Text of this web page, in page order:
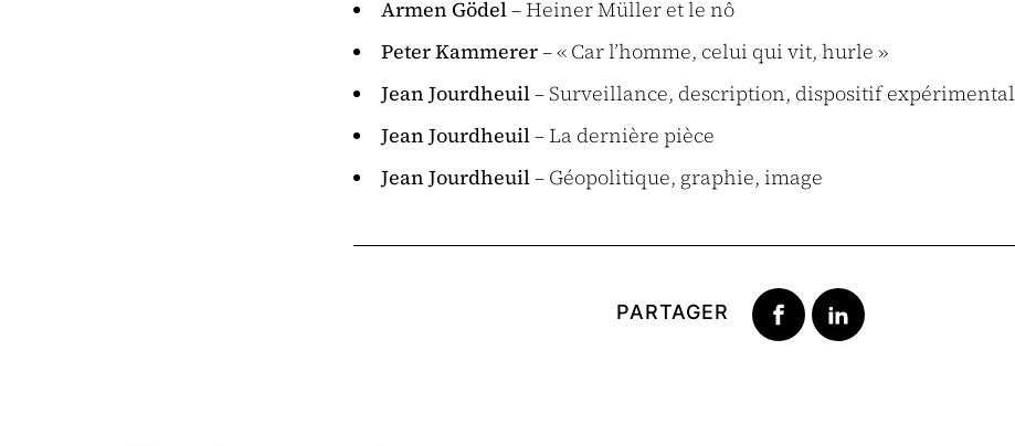
Armen Gödel– Heiner Müller et le nô
Peter Kammerer– « Car l’homme, celui qui vit, hurle »
Jean Jourdheuil– Surveillance, description, dispositif expérimental
Jean Jourdheuil– La dernière pièce
Jean Jourdheuil– Géopolitique, graphie, image
PARTAGER